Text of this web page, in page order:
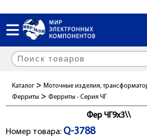
Каталог > Моточные изделия,
Ферриты > Ферриты - Серия ЧГ
Фер ЧГ9x3\\
Номер товара: Q-3788